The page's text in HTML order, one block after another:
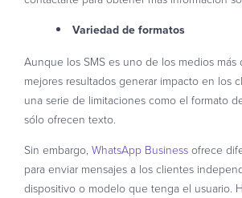
Variedad de formatos
Aunque los SMS es uno de los medios más
mejores resultados generar impacto en los
una serie de limitaciones como el formato
sólo ofrecen texto.
Sin embargo,WhatsApp Businessofrece
para enviar mensajes a los clientes
dispositivo o modelo que tenga el usuario.